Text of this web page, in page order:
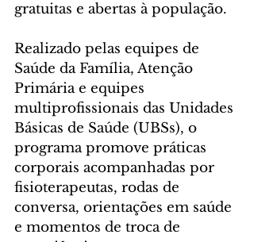
gratuitas e abertas à população.
Realizado pelas equipes de
Saúde da Família, Atenção
Primária e equipes
multiprofissionais das Unidades
Básicas de Saúde (UBSs), o
programa promove práticas
corporais acompanhadas por
fisioterapeutas, rodas de
conversa, orientações em saúde
e momentos de troca de